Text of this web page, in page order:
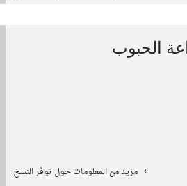
الحبوب
مزيد من المعلومات حول توفر النسخ